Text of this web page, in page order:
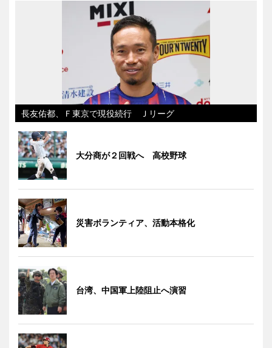
長友佑都、Ｆ東京で現役続行 Ｊリーグ
大分商が２回戦へ 高校野球
災害ボランティア、活動本格化
台湾、中国軍上陸阻止へ演習